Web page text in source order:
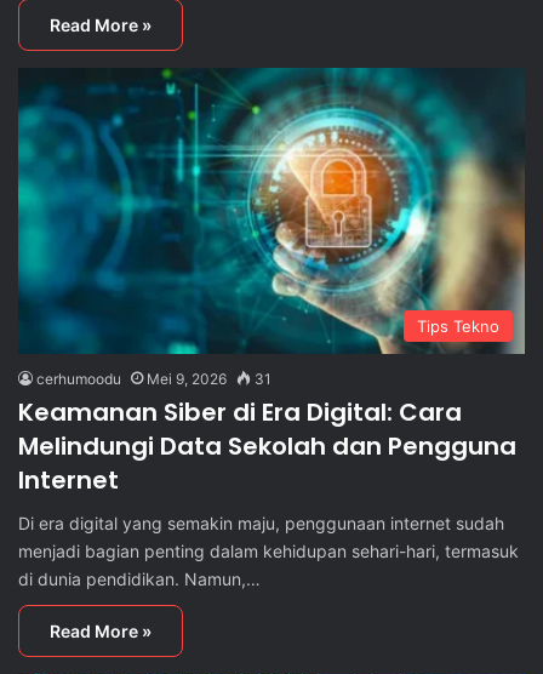
Read More »
Tips Tekno
cerhumoodu Mei 9, 2026 31
Keamanan Siber di Era Digital: Cara
Melindungi Data Sekolah dan Pengguna
Internet
Di era digital yang semakin maju, penggunaan internet sudah
menjadi bagian penting dalam kehidupan sehari-hari, termasuk
di dunia pendidikan. Namun,…
Read More »